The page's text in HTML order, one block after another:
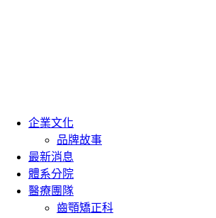
企業文化
品牌故事
最新消息
體系分院
醫療團隊
齒顎矯正科